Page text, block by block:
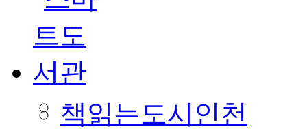
책읽는도시인천